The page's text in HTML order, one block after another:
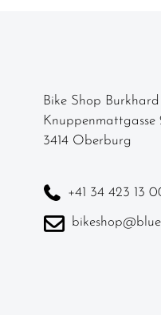
Bike Shop
Knuppenmattgasse
3414 Oberburg
+41 34 423 13